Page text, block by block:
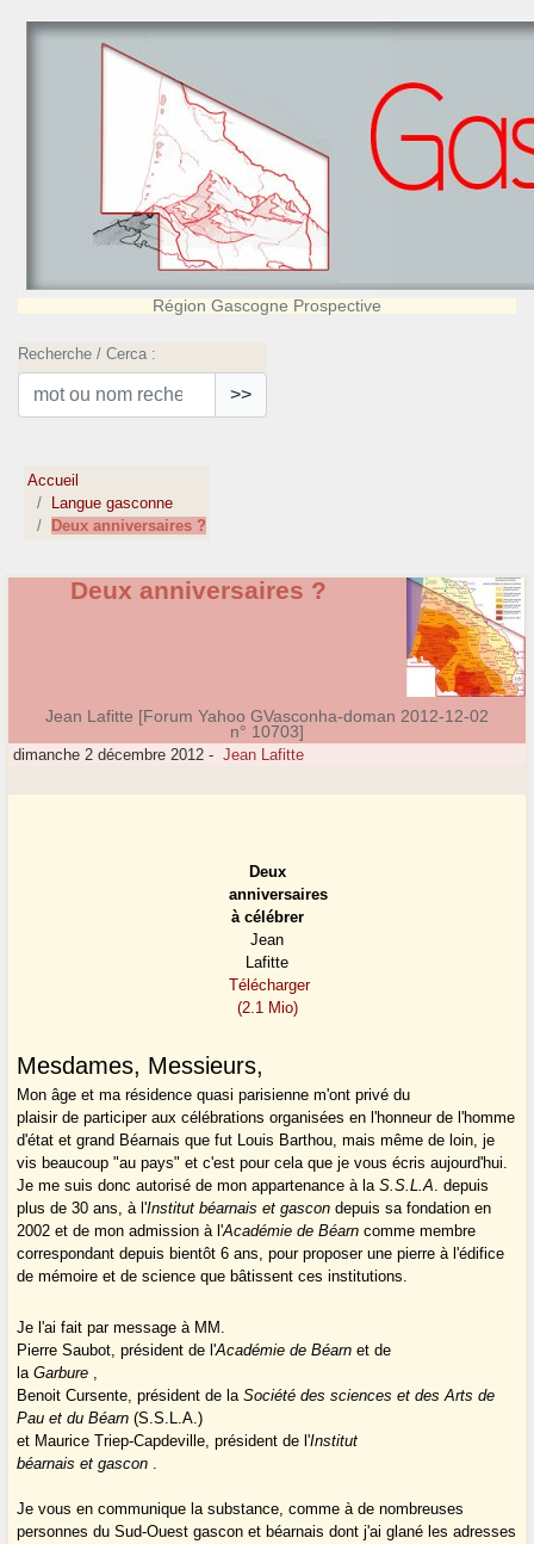
Région Gascogne Prospective
Recherche / Cerca :
>>
Accueil
Langue gasconne
Deux anniversaires ?
Deux anniversaires ?
Jean Lafitte [Forum Yahoo GVasconha-doman 2012-12-02
n° 10703]
dimanche 2 décembre 2012 - Jean Lafitte
Deux
anniversaires
à célébrer
Jean
Lafitte
Télécharger
(2.1 Mio)
Mesdames, Messieurs,
Mon âge et ma résidence quasi parisienne m'ont privé du
plaisir de participer aux célébrations organisées en l'honneur de l'homme
d'état et grand Béarnais que fut Louis Barthou, mais même de loin, je
vis beaucoup "au pays" et c'est pour cela que je vous écris aujourd'hui.
Je me suis donc autorisé de mon appartenance à laS.S.L.A. depuis
plus de 30 ans, à l'Institut béarnais et gascon depuis sa fondation en
2002 et de mon admission à l'Académie de Béarncomme membre
correspondant depuis bientôt 6 ans, pour proposer une pierre à l'édifice
de mémoire et de science que bâtissent ces institutions.
Je l'ai fait par message à MM.
Pierre Saubot, président de l'Académie de Béarn et de
laGarbure ,
Benoit Cursente, président de laSociété des sciences et des Arts de
Pau et du Béarn(S.S.L.A.)
et Maurice Triep-Capdeville, président de l'Institut
béarnais et gascon .
Je vous en communique la substance, comme à de nombreuses
personnes du Sud-Ouest gascon et béarnais dont j'ai glané les adresses